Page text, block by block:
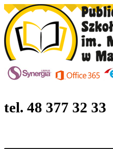
tel. 48 377 32 33